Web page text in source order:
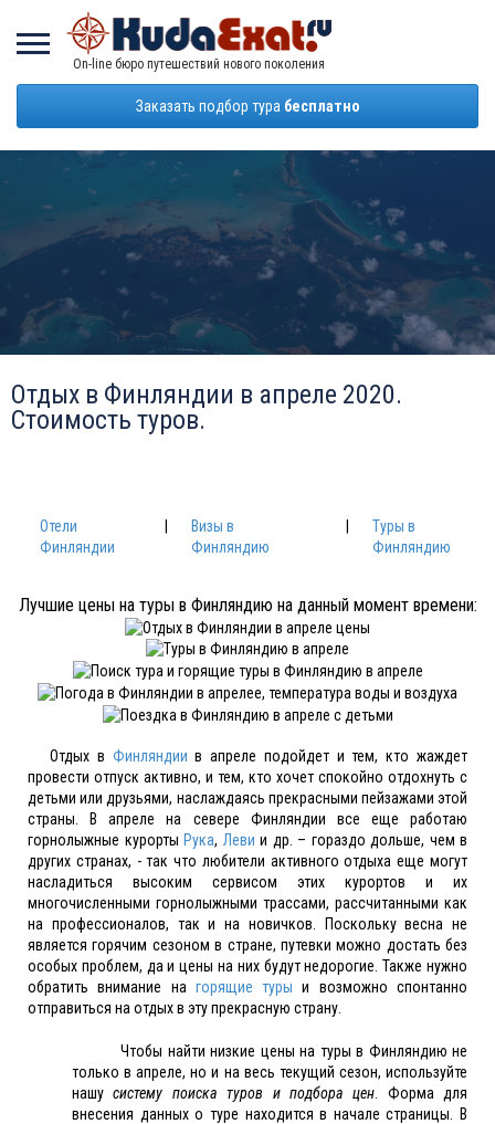
On-line бюро путешествий нового поколения
Заказать подбор тура бесплатно
Отдых в Финляндии в апреле 2020.
Стоимость туров.
Отели
Финляндии
Визы в
Финляндию
Туры в
Финляндию
Лучшие цены на туры в Финляндию на данный момент времени:
Отдых в Финляндии в апреле подойдет и тем, кто жаждет
провести отпуск активно, и тем, кто хочет спокойно отдохнуть с
детьми или друзьями, наслаждаясь прекрасными пейзажами этой
страны. В апреле на севере Финляндии все еще работаю
горнолыжные курорты Рука, Леви и др. – гораздо дольше, чем в
других странах, - так что любители активного отдыха еще могут
насладиться высоким сервисом этих курортов и их
многочисленными горнолыжными трассами, рассчитанными как
на профессионалов, так и на новичков. Поскольку весна не
является горячим сезоном в стране, путевки можно достать без
особых проблем, да и цены на них будут недорогие. Также нужно
обратить внимание на горящие туры и возможно спонтанно
отправиться на отдых в эту прекрасную страну.
Чтобы найти низкие цены на туры в Финляндию не
только в апреле, но и на весь текущий сезон, используйте
нашусистему поиска туров и подбора цен . Форма для
внесения данных о туре находится в начале страницы. В